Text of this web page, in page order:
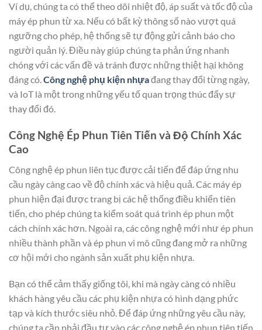
Ví dụ, chúng ta có thể theo dõi nhiệt độ, áp suất và tốc độ của
máy ép phun từ xa. Nếu có bất kỳ thông số nào vượt quá
ngưỡng cho phép, hệ thống sẽ tự động gửi cảnh báo cho
người quản lý. Điều này giúp chúng ta phản ứng nhanh
chóng với các vấn đề và tránh được những thiệt hại không
đáng có.Công nghệ phụ kiện nhựađang thay đổi từng ngày,
và IoT là một trong những yếu tố quan trọng thúc đẩy sự
thay đổi đó.
Công Nghệ Ép Phun Tiên Tiến và Độ Chính Xác
Cao
Công nghệ ép phun liên tục được cải tiến để đáp ứng nhu
cầu ngày càng cao về độ chính xác và hiệu quả. Các máy ép
phun hiện đại được trang bị các hệ thống điều khiển tiên
tiến, cho phép chúng ta kiểm soát quá trình ép phun một
cách chính xác hơn. Ngoài ra, các công nghệ mới như ép phun
nhiều thành phần và ép phun vi mô cũng đang mở ra những
cơ hội mới cho ngành sản xuất phụ kiện nhựa.
Bạn có thể cảm thấy giống tôi, khi mà ngày càng có nhiều
khách hàng yêu cầu các phụ kiện nhựa có hình dạng phức
tạp và kích thước siêu nhỏ. Để đáp ứng những yêu cầu này,
chúng ta cần phải đầu tư vào các công nghệ ép phun tiên tiến